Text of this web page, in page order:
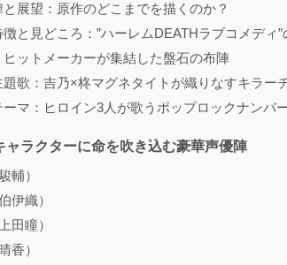
展望：原作のどこまでを描くのか？
と見どころ：”ハーレムDEATHラブコメディ”
ットメーカーが集結した盤石の布陣
歌：吉乃×柊マグネタイトが織りなすキラー
マ：ヒロイン3人が歌うポップロックナンバ
ャラクターに命を吹き込む豪華声優陣
輔）
伊織）
田瞳）
香）